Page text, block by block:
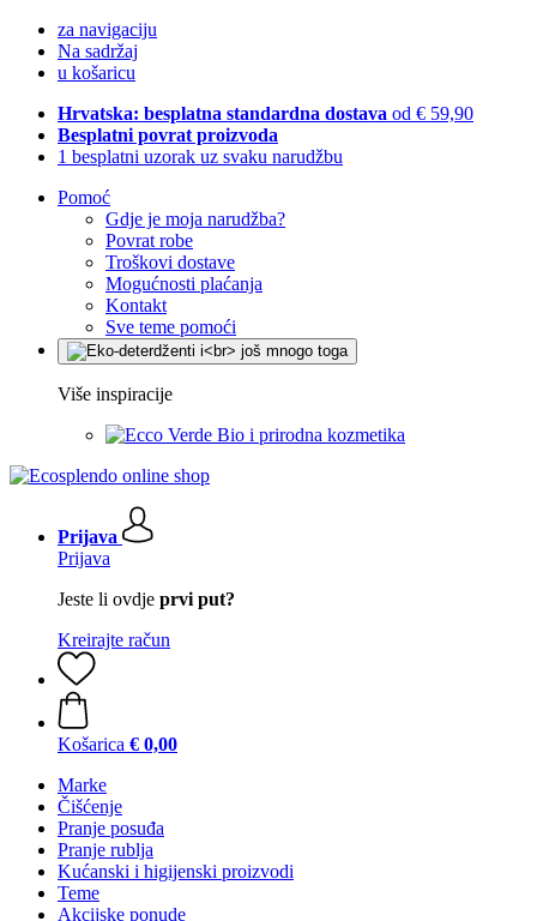
za navigaciju
Na sadržaj
u košaricu
Hrvatska: besplatna standardna dostava od € 59,90
Besplatni povrat proizvoda
1 besplatni uzorak uz svaku narudžbu
Pomoć
Gdje je moja narudžba?
Povrat robe
Troškovi dostave
Mogućnosti plaćanja
Kontakt
Sve teme pomoći
Više inspiracije
Bio i prirodna kozmetika
Prijava
Prijava
Jeste li ovdje prvi put?
Kreirajte račun
Košarica € 0,00
Marke
Čišćenje
Pranje posuđa
Pranje rublja
Kućanski i higijenski proizvodi
Teme
Akcijske ponude